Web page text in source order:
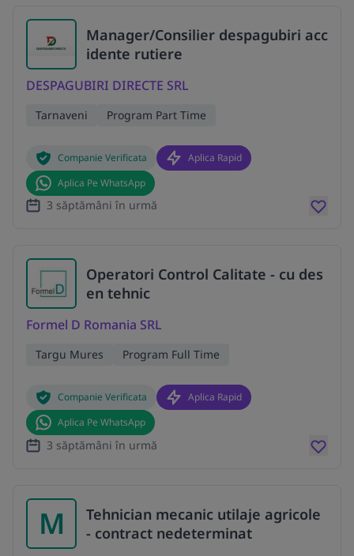
Manager/Consilier despagubiri acc
idente rutiere
DESPAGUBIRI DIRECTE SRL
Tarnaveni Program Part Time
Companie Verificata
Aplica Rapid
Aplica Pe WhatsApp
3 săptămâni în urmă
Operatori Control Calitate - cu des
en tehnic
Formel D Romania SRL
Targu Mures Program Full Time
Companie Verificata
Aplica Rapid
Aplica Pe WhatsApp
3 săptămâni în urmă
M
Tehnician mecanic utilaje agricole
- contract nedeterminat